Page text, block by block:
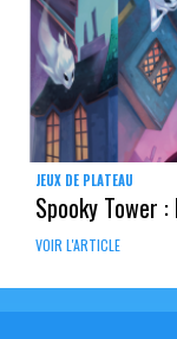
JEUX DE PLATEAU
Spooky Tower
VOIR L'ARTICLE